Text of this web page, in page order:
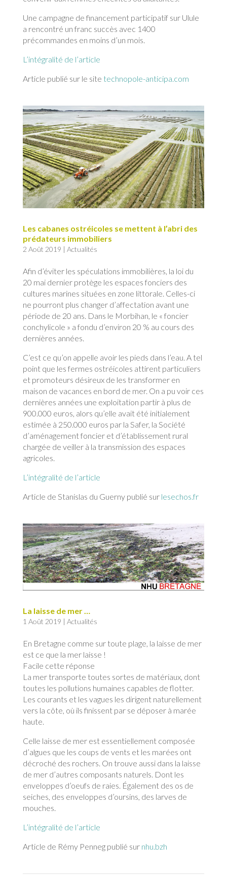
Une campagne de financement participatif sur Ulule
a rencontré un franc succès avec 1400
précommandes en moins d’un mois.
L’intégralité de l’article
Article publié sur le site technopole-anticipa.com
Les cabanes ostréicoles se mettent à l’abri des
prédateurs immobiliers
2 Août 2019 | Actualités
Afin d’éviter les spéculations immobilières, la loi du
20 mai dernier protège les espaces fonciers des
cultures marines situées en zone littorale. Celles-ci
ne pourront plus changer d’affectation avant une
période de 20 ans. Dans le Morbihan, le « foncier
conchylicole » a fondu d’environ 20 % au cours des
dernières années.
C’est ce qu’on appelle avoir les pieds dans l’eau. A tel
point que les fermes ostréicoles attirent particuliers
et promoteurs désireux de les transformer en
maison de vacances en bord de mer. On a pu voir ces
dernières années une exploitation partir à plus de
900.000 euros, alors qu’elle avait été initialement
estimée à 250.000 euros par la Safer, la Société
d’aménagement foncier et d’établissement rural
chargée de veiller à la transmission des espaces
agricoles.
L’intégralité de l’article
Article de Stanislas du Guerny publié sur lesechos.fr
La laisse de mer …
1 Août 2019 | Actualités
En Bretagne comme sur toute plage, la laisse de mer
est ce que la mer laisse !
Facile cette réponse
La mer transporte toutes sortes de matériaux, dont
toutes les pollutions humaines capables de flotter.
Les courants et les vagues les dirigent naturellement
vers la côte, où ils finissent par se déposer à marée
haute.
Celle laisse de mer est essentiellement composée
d’algues que les coups de vents et les marées ont
décroché des rochers. On trouve aussi dans la laisse
de mer d’autres composants naturels. Dont les
enveloppes d’oeufs de raies. Également des os de
seiches, des enveloppes d’oursins, des larves de
mouches.
L’intégralité de l’article
Article de Rémy Penneg publié sur nhu.bzh